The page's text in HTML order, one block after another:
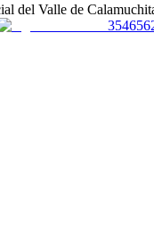
del Valle de